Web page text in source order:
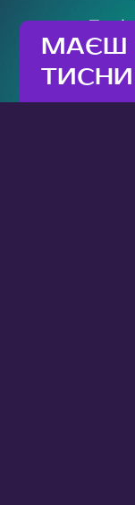
© 2021
МАЄШ
ТИСНИ